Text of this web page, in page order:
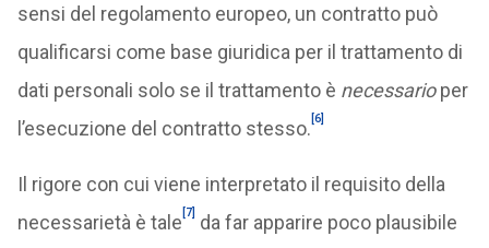
sensi del regolamento europeo, un contratto può
qualificarsi come base giuridica per il trattamento di
dati personali solo se il trattamento è necessarioper
l’esecuzione del contratto stesso. [6]
Il rigore con cui viene interpretato il requisito della
necessarietà è tale [7]
da far apparire poco plausibile